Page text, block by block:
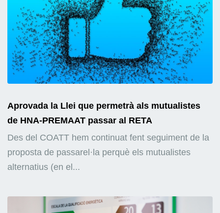
Aprovada la Llei que permetrà als mutualistes
de HNA-PREMAAT passar al RETA
Des del COATT hem continuat fent seguiment de la
proposta de passarel·la perquè els mutualistes
alternatius (en el...